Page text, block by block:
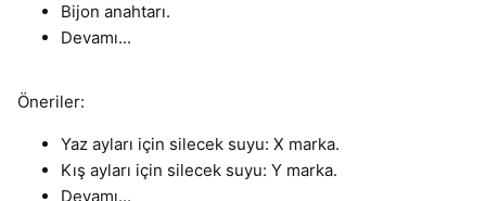
Bijon anahtarı.
Devamı...
Öneriler:
Yaz ayları için silecek suyu: X marka.
Kış ayları için silecek suyu: Y marka.
Devamı...